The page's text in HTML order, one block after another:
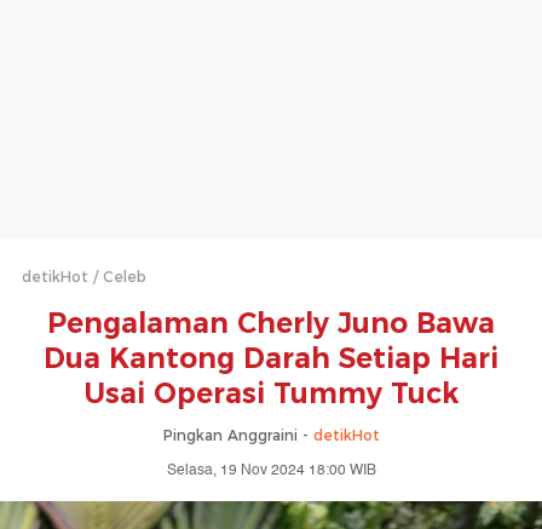
detikHot Celeb
Pengalaman Cherly Juno Bawa
Dua Kantong Darah Setiap Hari
Usai Operasi Tummy Tuck
Pingkan Anggraini - detikHot
Selasa, 19 Nov 2024 18:00 WIB